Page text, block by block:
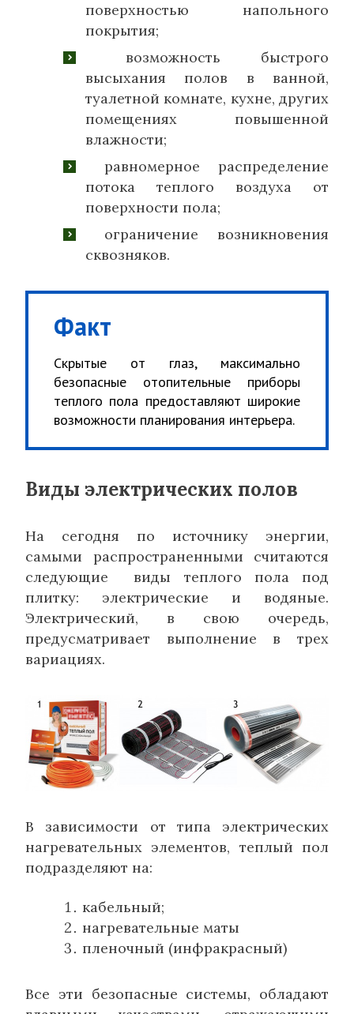
поверхностью напольного
покрытия;
возможность быстрого
высыхания полов в ванной,
туалетной комнате, кухне, других
помещениях повышенной
влажности;
равномерное распределение
потока теплого воздуха от
поверхности пола;
ограничение возникновения
сквозняков.
Факт
Скрытые от глаз, максимально
безопасные отопительные приборы
теплого пола предоставляют широкие
возможности планирования интерьера.
Виды электрических полов
На сегодня по источнику энергии,
самыми распространенными считаются
следующие виды теплого пола под
плитку: электрические и водяные.
Электрический, в свою очередь,
предусматривает выполнение в трех
вариациях.
В зависимости от типа электрических
нагревательных элементов, теплый пол
подразделяют на:
кабельный;
нагревательные маты
пленочный (инфракрасный)
Все эти безопасные системы, обладают